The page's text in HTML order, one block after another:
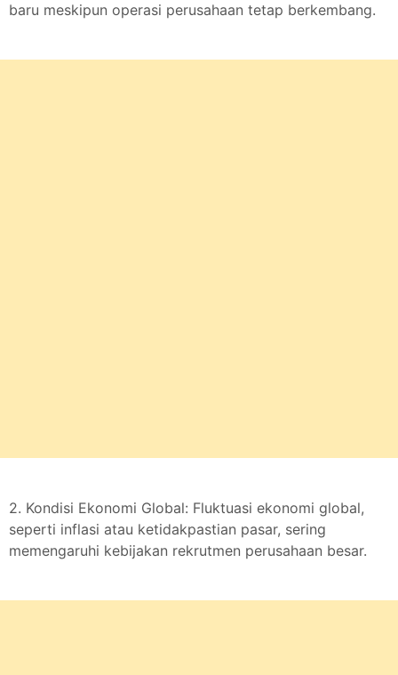
baru meskipun operasi perusahaan tetap berkembang.
2. Kondisi Ekonomi Global: Fluktuasi ekonomi global,
seperti inflasi atau ketidakpastian pasar, sering
memengaruhi kebijakan rekrutmen perusahaan besar.